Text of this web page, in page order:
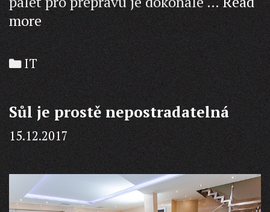
moreJednoduché,
ale
účelné
Categories
IT
Sůl je prostě nepostradatelná
15.12.2017